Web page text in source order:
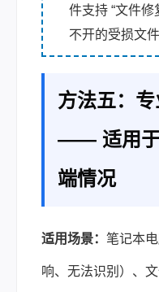
件支持 “文件
不开的受损文
方法五：
—— 适用于
端情况
适用场景： 笔记本
响、无法识别）、